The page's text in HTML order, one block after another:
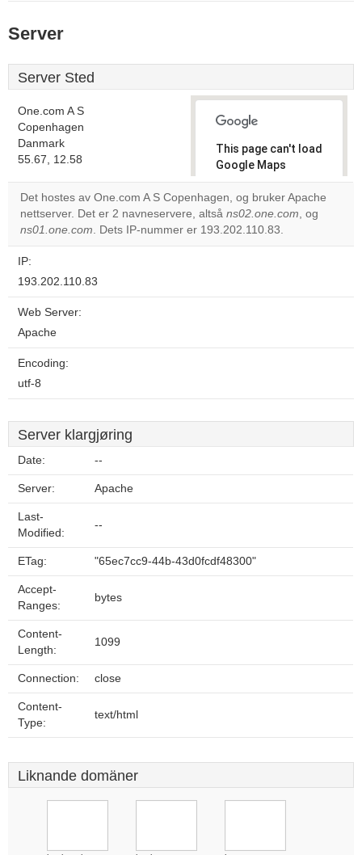
Server
Server Sted
One.com A S
Copenhagen
Danmark
55.67, 12.58
This page can't load
Google Maps
correctly.
Do you
own this
Det hostes av One.com A S Copenhagen, og bruker Apache
nettserver. Det er 2 navneservere, altså ns02.one.com, og
ns01.one.com. Dets IP-nummer er 193.202.110.83.
IP:
193.202.110.83
Web Server:
Apache
Encoding:
utf-8
Server klargjøring
Date: --
Server: Apache
Last-
Modified:
--
ETag: "65ec7cc9-44b-43d0fcdf48300"
Accept-
Ranges:
bytes
Content-
Length:
1099
Connection: close
Content-
Type:
text/html
Liknande domäner